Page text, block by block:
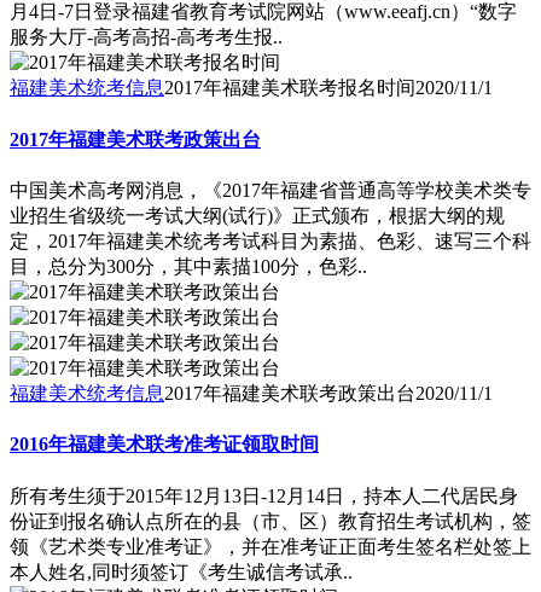
月4日-7日登录福建省教育考试院网站（www.eeafj.cn）“数字
服务大厅-高考高招-高考考生报..
福建美术统考信息2017年福建美术联考报名时间2020/11/1
2017年福建美术联考政策出台
中国美术高考网消息，《2017年福建省普通高等学校美术类专
业招生省级统一考试大纲(试行)》正式颁布，根据大纲的规
定，2017年福建美术统考考试科目为素描、色彩、速写三个科
目，总分为300分，其中素描100分，色彩..
福建美术统考信息2017年福建美术联考政策出台2020/11/1
2016年福建美术联考准考证领取时间
所有考生须于2015年12月13日-12月14日，持本人二代居民身
份证到报名确认点所在的县（市、区）教育招生考试机构，签
领《艺术类专业准考证》，并在准考证正面考生签名栏处签上
本人姓名,同时须签订《考生诚信考试承..